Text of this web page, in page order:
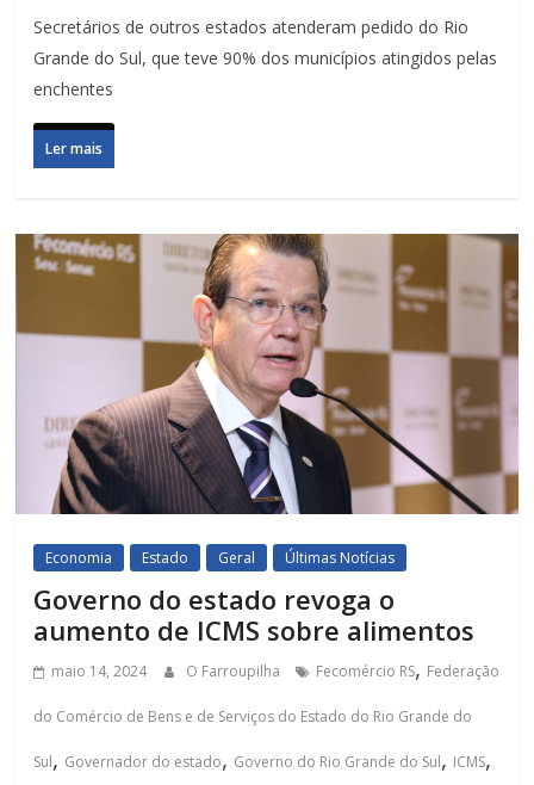
Secretários de outros estados atenderam pedido do Rio
Grande do Sul, que teve 90% dos municípios atingidos pelas
enchentes
Ler mais
Economia Estado Geral Últimas Notícias
Governo do estado revoga o
aumento de ICMS sobre alimentos
maio 14, 2024 O Farroupilha Fecomércio RS, Federação
do Comércio de Bens e de Serviços do Estado do Rio Grande do
Sul, Governador do estado, Governo do Rio Grande do Sul, ICMS,